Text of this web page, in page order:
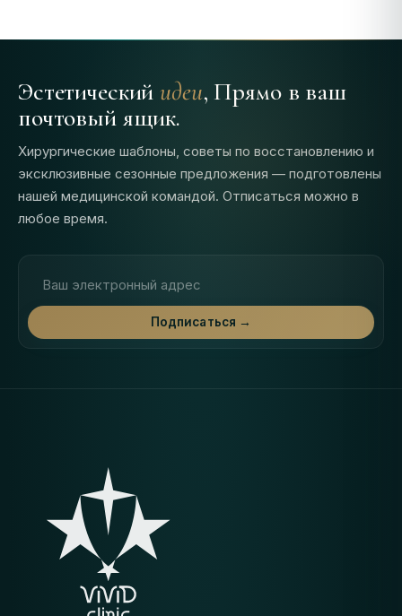
Эстетический идеи, Прямо в ваш
почтовый ящик.
Хирургические шаблоны, советы по восстановлению и
эксклюзивные сезонные предложения — подготовлены
нашей медицинской командой. Отписаться можно в
любое время.
Подписаться →